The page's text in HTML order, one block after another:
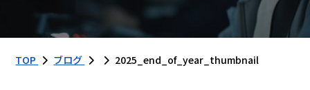
TOP ブログ 2025_end_of_year_thumbnail